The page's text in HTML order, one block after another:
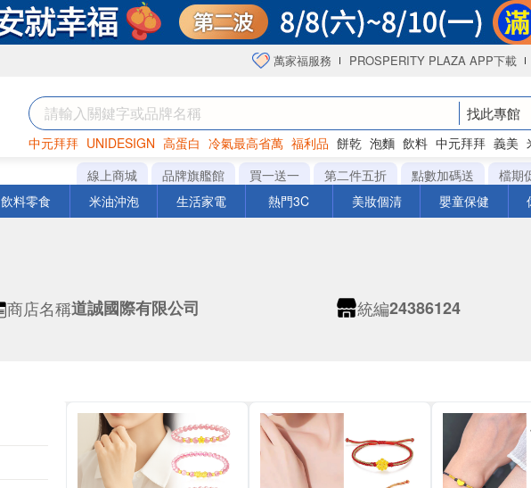
萬家福服務 PROSPERITY PLAZA APP下載
找此專館
中元拜拜 UNIDESIGN 高蛋白 冷氣最高省萬 福利品 餅乾 泡麵 飲料 中元拜拜 義美
罐頭 咖啡 海苔
線上商城 品牌旗艦館 買一送一 第二件五折 點數加碼送 檔期
飲料零食 米油沖泡 生活家電 熱門3C 美妝個清 嬰童保健
商店名稱道誠國際有限公司 統編24386124